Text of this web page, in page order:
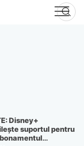
Disney+
suportul pentru